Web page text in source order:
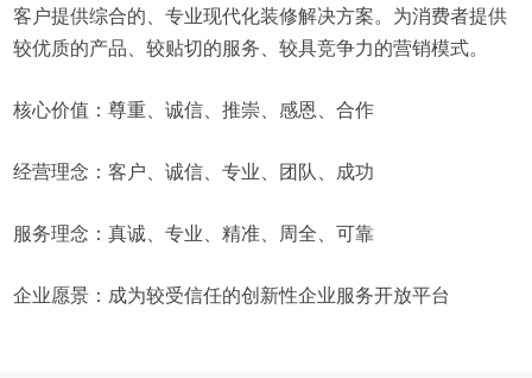
客户提供综合的、专业现代化装修解决方案。为消费者提供
较优质的产品、较贴切的服务、较具竞争力的营销模式。
核心价值：尊重、诚信、推崇、感恩、合作
经营理念：客户、诚信、专业、团队、成功
服务理念：真诚、专业、精准、周全、可靠
企业愿景：成为较受信任的创新性企业服务开放平台